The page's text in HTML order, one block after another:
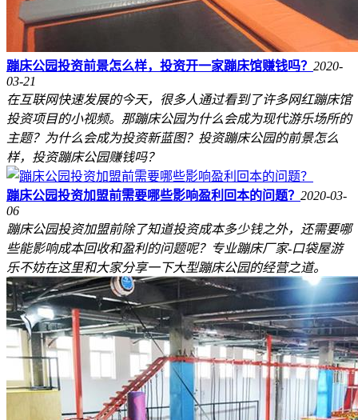
蹦床公园投资前景怎么样，投资开一家蹦床馆赚钱吗？ 2020-
03-21
在互联网快速发展的今天，很多人通过看到了许多网红蹦床馆
投资项目的小视频。那蹦床公园为什么会成为现代游乐场所的
主题？为什么会成为投资新蓝图？投资蹦床公园的前景怎么
样，投资蹦床公园赚钱吗？
蹦床公园投资加盟前需要哪些影响盈利回本的问题？ 2020-03-
06
蹦床公园投资加盟前除了知道投资成本多少钱之外，还需要哪
些能影响成本回收和盈利的问题呢？专业蹦床厂家-口袋屋游
乐不妨在这里和大家分享一下大型蹦床公园的经营之道。